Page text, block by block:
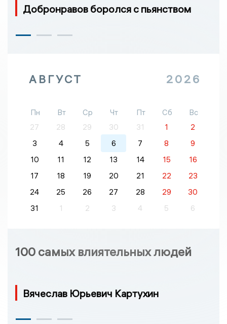
Добронравов боролся с пьянством
АВГУСТ 2026
Пн Вт Ср Чт Пт Сб
Вс
27
28 29 30 31 1
2
3
4 5 6 7 8
9
10
11 12 13 14 15
16
17
18 19 20 21 22
23
24
25 26 27 28 29
30
31
1 2 3 4 5 6
100 самых влиятельных людей
Вячеслав Юрьевич Картухин